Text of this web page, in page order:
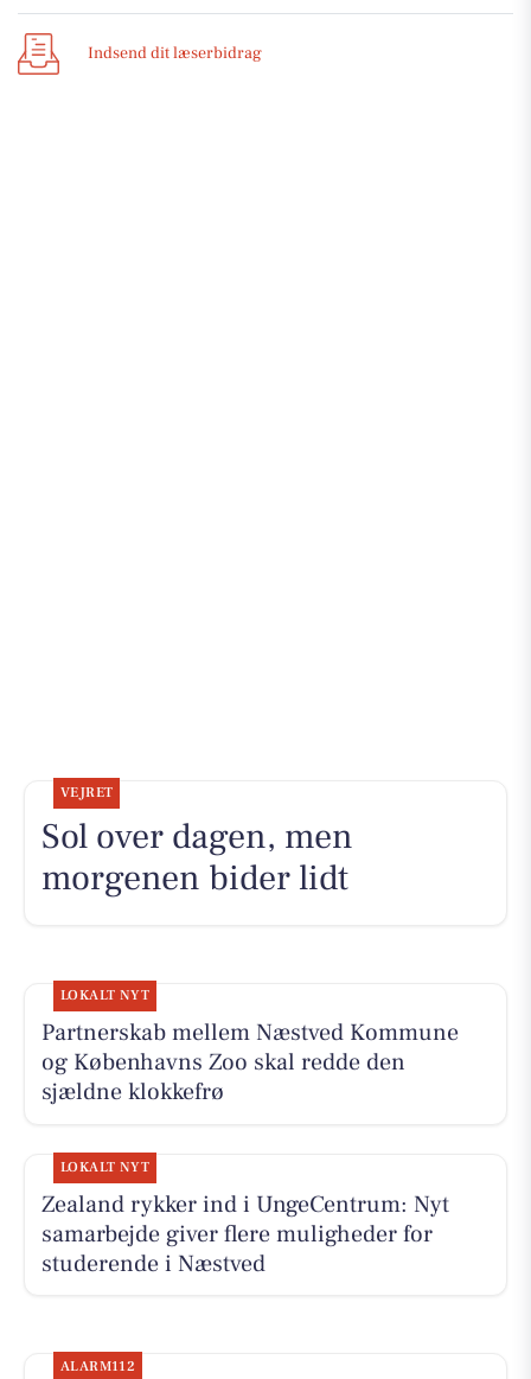
Indsend dit læserbidrag
VEJRET
Sol over dagen, men
morgenen bider lidt
LOKALT NYT
Partnerskab mellem Næstved Kommune
og Københavns Zoo skal redde den
sjældne klokkefrø
LOKALT NYT
Zealand rykker ind i UngeCentrum: Nyt
samarbejde giver flere muligheder for
studerende i Næstved
ALARM112